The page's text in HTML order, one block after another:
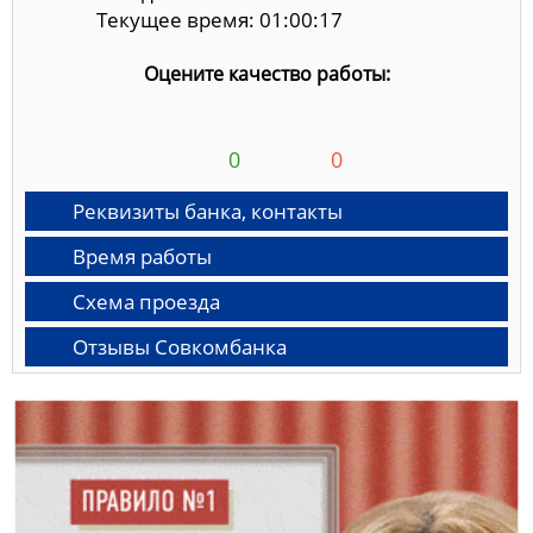
Текущее время: 01:00:18
Оцените качество работы:
0 0
Реквизиты банка, контакты
Время работы
Схема проезда
Отзывы Совкомбанка